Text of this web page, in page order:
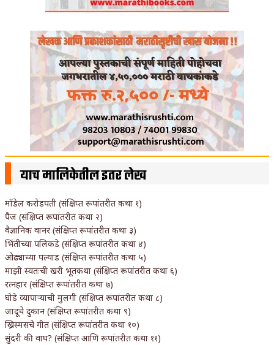
याच मालिकेतील इतर लेख
मॉडेल करोडपती (संक्षिप्त रूपांतरीत कथा १)
पैज (संक्षिप्त रूपांतरीत कथा २)
वैज्ञानिक वानर (संक्षिप्त रूपांतरीत कथा ३)
भिंतीच्या पलिकडे (संक्षिप्त रूपांतरीत कथा ४)
ओढ्याच्या पल्याड (संक्षिप्त रूपांतरीत कथा ५)
माझी स्वतःची खरी भूतकथा (संक्षिप्त रूपांतरीत कथा ६)
रत्नहार (संक्षिप्त रूपांतरीत कथा ७)
घोडे व्यापाऱ्याची मुलगी (संक्षिप्त रूपांतरीत कथा ८)
जादूचे दुकान (संक्षिप्त रूपांतरीत कथा ९)
ख्रिस्मसचे गीत (संक्षिप्त रूपांतरीत कथा १०)
सुंदरी की वाघ? (संक्षिप्त आणि रूपांतरीत कथा ११)